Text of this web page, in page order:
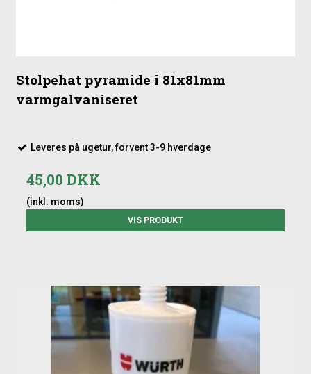
Stolpehat pyramide i 81x81mm
varmgalvaniseret
Leveres på ugetur, forvent 3-9 hverdage
45,00 DKK
(inkl. moms)
VIS PRODUKT